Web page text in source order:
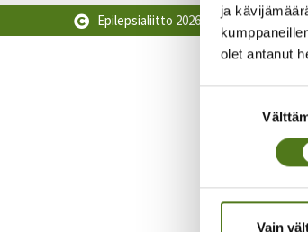
ja
olet antanut
Vain
Epilepsialiitto 2026